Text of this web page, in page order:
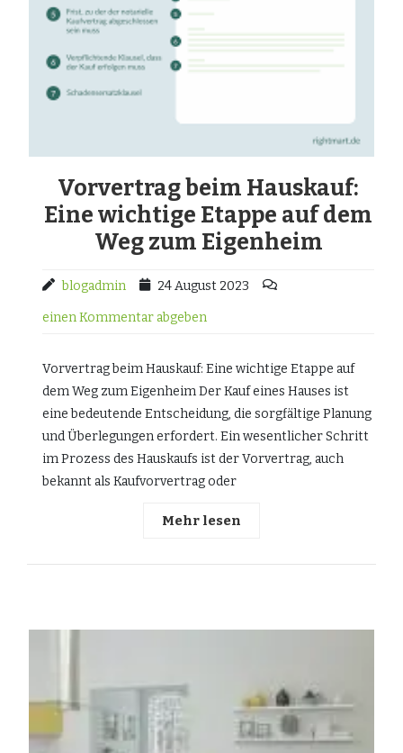
Vorvertrag beim Hauskauf:
Eine wichtige Etappe auf dem
Weg zum Eigenheim
blogadmin 24 August 2023
einen Kommentar abgeben
Vorvertrag beim Hauskauf: Eine wichtige Etappe auf
dem Weg zum Eigenheim Der Kauf eines Hauses ist
eine bedeutende Entscheidung, die sorgfältige Planung
und Überlegungen erfordert. Ein wesentlicher Schritt
im Prozess des Hauskaufs ist der Vorvertrag, auch
bekannt als Kaufvorvertrag oder
Mehr lesen